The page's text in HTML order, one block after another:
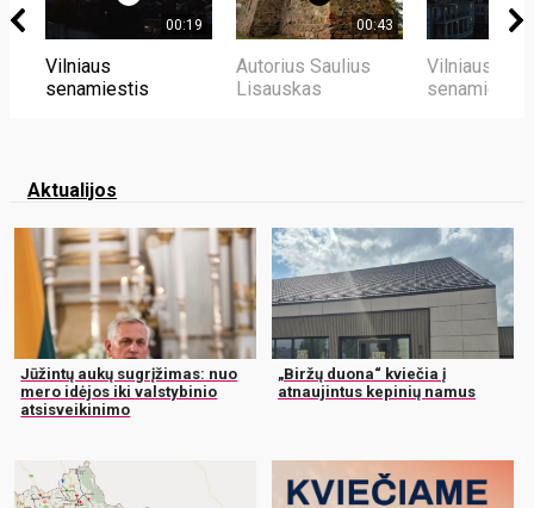
00:19
Vilniaus
senamiestis
00:43
Autorius Saulius
Lisauskas
Vilniaus
senamiestis
Aktualijos
Jūžintų aukų sugrįžimas: nuo
mero idėjos iki valstybinio
atsisveikinimo
„Biržų duona“ kviečia į
atnaujintus kepinių namus